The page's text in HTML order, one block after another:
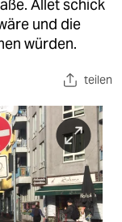
Allet schick
und die
würden.
teilen